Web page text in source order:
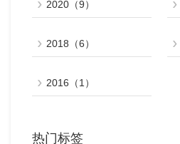
2020（9）
2018（6）
2016（1）
热门标签